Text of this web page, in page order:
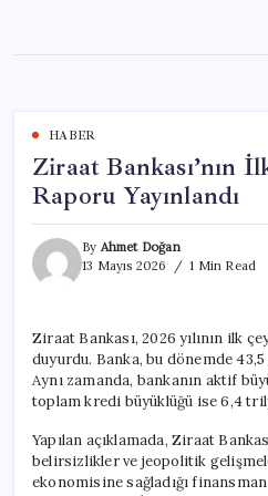
content
HABER
Ziraat Bankası’nın
Raporu Yayınlandı
By Ahmet Doğan
13 Mayıs 2026
1 Min Read
Ziraat Bankası, 2026 yılının ilk
duyurdu. Banka, bu dönemde
Aynı zamanda, bankanın aktif
toplam kredi büyüklüğü ise 6,4
Yapılan açıklamada, Ziraat
belirsizlikler ve jeopolitik
ekonomisine sağladığı